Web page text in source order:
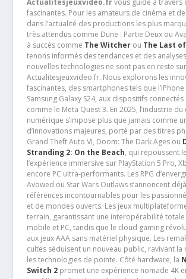
fascinantes. Pour les amateurs de cinéma et
dans l’actualité des productions les plus
très attendus comme Dune : Partie Deux ou
à succès comme The Witcherou The Last
tenons informés des tendances et des
nouvelles technologies ne sont pas en reste sur
Actualitesjeuxvideo.fr. Nous explorons les
fascinantes, des smartphones tels que l’iPhone
Samsung Galaxy S24, aux dispositifs connectés
comme le Meta Quest 3. En 2025, l’industrie
numérique s’impose plus que jamais comme
d’innovations majeures, porté par des titres
Grand Theft Auto VI, Doom: The Dark Ages ou
Stranding 2: On the Beach, qui repoussent
l’expérience immersive sur PlayStation 5 Pro,
encore PC ultra-performants. Les RPG
Avowed ou Star Wars Outlaws s’annoncent
références incontournables pour les
et de mondes ouverts. Les jeux
terrain, garantissant une interopérabilité
mobile et PC, tandis que le cloud gaming
aux jeux AAA sans matériel physique. Les
cultes séduisent un nouveau public, ravivant la
les technologies de pointe. Côté hardware, la
Switch 2promet une expérience nomade 4K